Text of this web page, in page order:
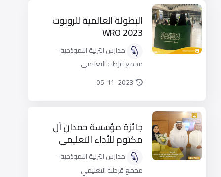
البطولة العالمية للروبوت
WRO 2023
مدارس التربية النموذجية -
مجمع قرطبة التعليمي
05-11-2023
جائزة مؤسسة حمدان آل
مكتوم للأداء التعليمي
المتميزمدارس التربية النموذجية -
مجمع قرطبة التعليمي